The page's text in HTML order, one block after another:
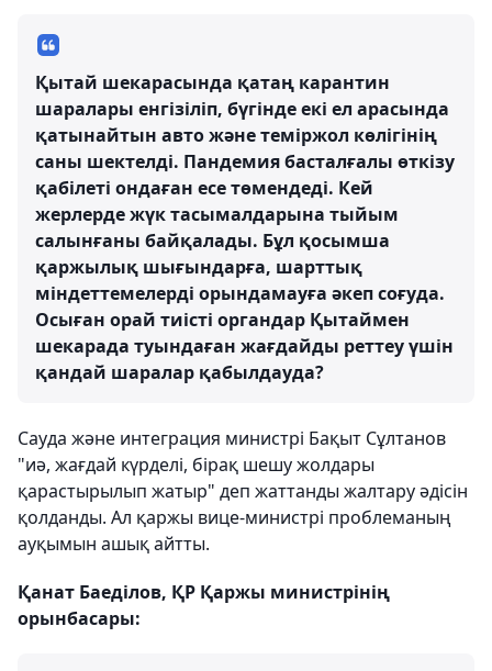
Қытай шекарасында қатаң карантин
шаралары енгізіліп, бүгінде екі ел арасында
қатынайтын авто және теміржол көлігінің
саны шектелді. Пандемия басталғалы өткізу
қабілеті ондаған есе төмендеді. Кей
жерлерде жүк тасымалдарына тыйым
салынғаны байқалады. Бұл қосымша
қаржылық шығындарға, шарттық
міндеттемелерді орындамауға әкеп соғуда.
Осыған орай тиісті органдар Қытаймен
шекарада туындаған жағдайды реттеу үшін
қандай шаралар қабылдауда?
Сауда және интеграция министрі Бақыт Сұлтанов
"иә, жағдай күрделі, бірақ шешу жолдары
қарастырылып жатыр" деп жаттанды жалтару әдісін
қолданды. Ал қаржы вице-министрі проблеманың
ауқымын ашық айтты.
Қанат Баеділов, ҚР Қаржы министрінің
орынбасары: